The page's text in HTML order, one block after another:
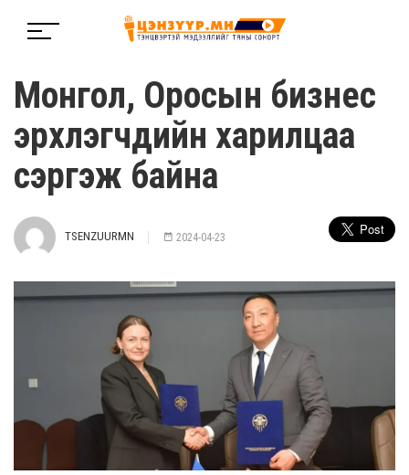
Монгол, Оросын бизнес
эрхлэгчдийн харилцаа
сэргэж байна
TSENZUURMN 2024-04-23